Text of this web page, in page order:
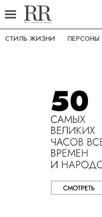
СТИЛЬ ЖИЗНИ ПЕРСОНЫ